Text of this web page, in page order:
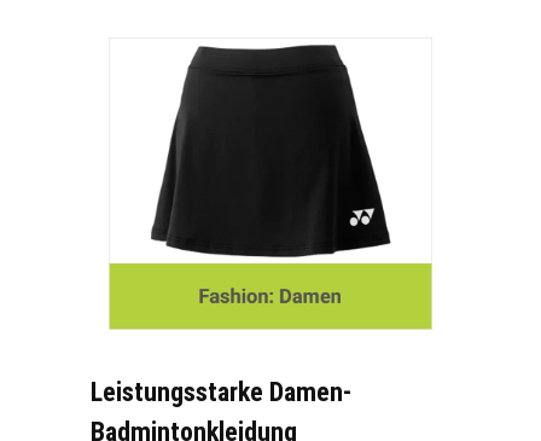
Leistungsstarke Damen-
Badmintonkleidung